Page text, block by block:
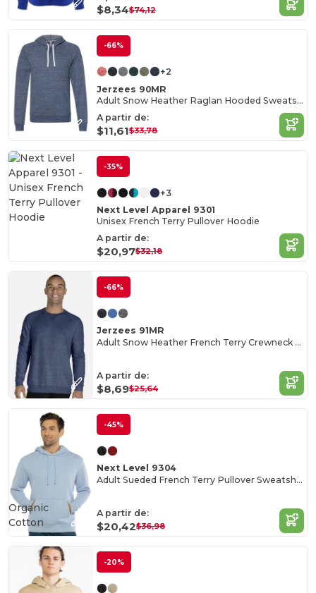
$8,34$74,12
-66%
+2
Jerzees 90MR
Adult Snow Heather Raglan Hooded Sweatshirt
A partir de:
$11,61$33,78
-35%
+3
Next Level Apparel 9301
Unisex French Terry Pullover Hoodie
A partir de:
$20,97$32,18
-66%
Jerzees 91MR
Adult Snow Heather French Terry Crewneck Sweatshirt
A partir de:
$8,69$25,64
-45%
Next Level 9304
Adult Sueded French Terry Pullover Sweatshirt
A partir de:
$20,42$36,98
Organic
Cotton
-20%